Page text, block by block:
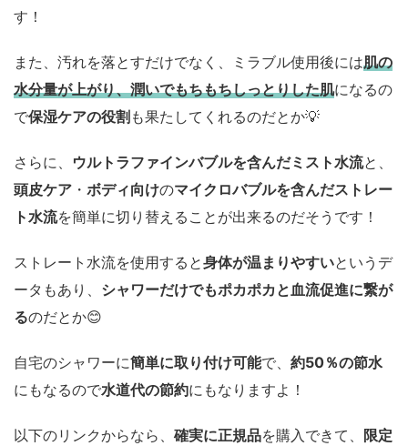
す！
また、汚れを落とすだけでなく、ミラブル使用後には肌の
水分量が上がり、潤いでもちもちしっとりした肌になるの
で保湿ケアの役割 も果たしてくれるのだとか💡
さらに、 ウルトラファインバブルを含んだミスト水流と、
頭皮ケア ・ ボディ向けのマイクロバブルを含んだストレー
ト水流を簡単に切り替えることが出来るのだそうです！
ストレート水流を使用すると身体が温まりやすいというデ
ータもあり、 シャワーだけでもポカポカと血流促進に繋が
るのだとか😊
自宅のシャワーに簡単に取り付け可能で、 約50％の節水
にもなるので水道代の節約にもなりますよ！
以下のリンクからなら、 確実に正規品を購入できて、 限定